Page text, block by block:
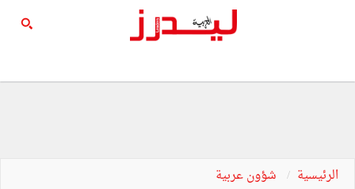
الرئيسية شؤون عربية